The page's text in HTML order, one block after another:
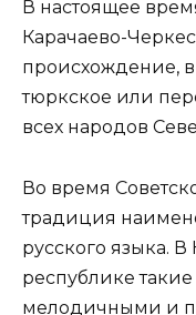
В настоящее
Карачаево-
происхождение,
тюркское или
всех народов
Во время
традиция
русского языка.
республике
мелодичными и